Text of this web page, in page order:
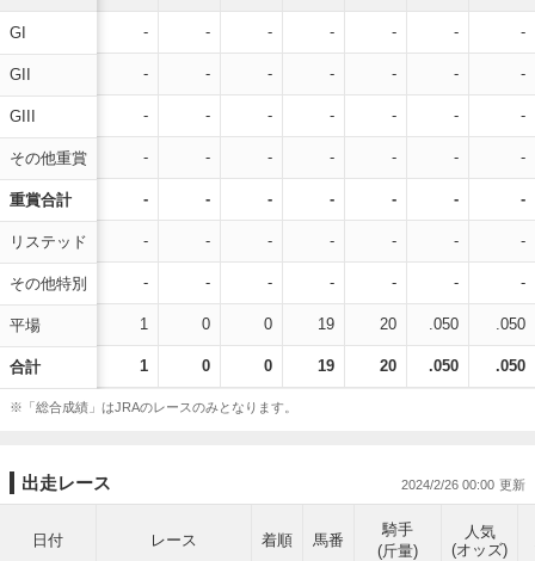
GI
GII
GIII
その他重賞
重賞合計
リステッド
その他特別
平場
合計
- - - - - - -
- - - - - - -
- - - - - - -
- - - - - - -
- - - - - - -
- - - - - - -
- - - - - - -
1 0 0 19 20 .050 .050
1 0 0 19 20 .050 .050
※「総合成績」はJRAのレースのみとなります。
出走レース 2024/2/26 00:00
日付 レース 着順 馬番
騎手
(斤量)
人気
(オッズ)